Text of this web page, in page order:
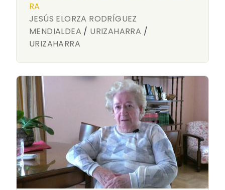
RA
JESÚS ELORZA RODRÍGUEZ
MENDIALDEA / URIZAHARRA /
URIZAHARRA